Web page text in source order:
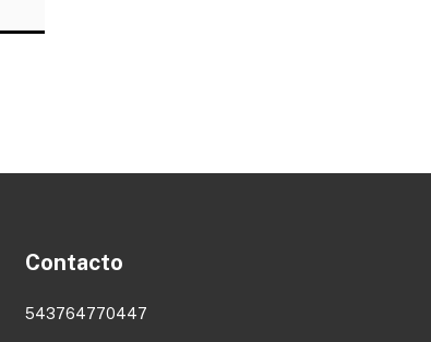
Contacto
543764770447